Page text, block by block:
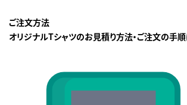
ご注文方法
オリジナルTシャツのお見積り方法・ご注文の手